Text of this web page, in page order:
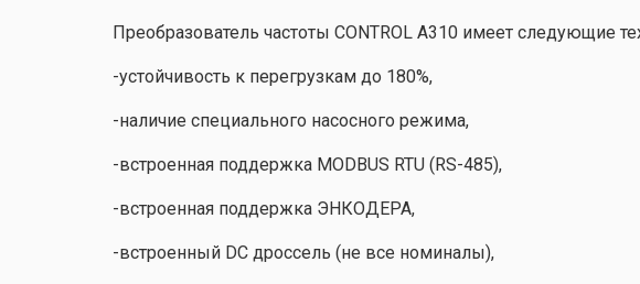
Преобразователь частоты CONTROL A310 имеет следующие
-устойчивость к перегрузкам до 180%,
-наличие специального насосного режима,
-встроенная поддержка MODBUS RTU (RS-485),
-встроенная поддержка ЭНКОДЕРА,
-встроенный DC дроссель (не все номиналы),